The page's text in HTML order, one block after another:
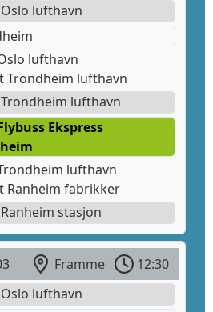
lufthavn
lufthavn
Trondheim lufthavn
lufthavn
Ekspress
lufthavn
Ranheim fabrikker
stasjon
Framme
12:30
lufthavn